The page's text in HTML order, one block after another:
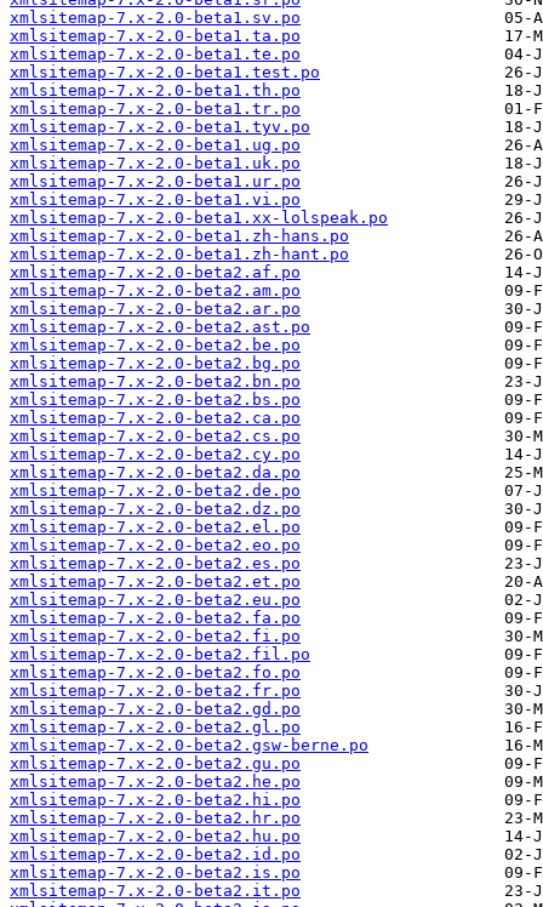
xmlsitemap-7.x-2.0-beta1.sv.po
xmlsitemap-7.x-2.0-beta1.ta.po
xmlsitemap-7.x-2.0-beta1.te.po
xmlsitemap-7.x-2.0-beta1.test.po
xmlsitemap-7.x-2.0-beta1.th.po
xmlsitemap-7.x-2.0-beta1.tr.po
xmlsitemap-7.x-2.0-beta1.tyv.po
xmlsitemap-7.x-2.0-beta1.ug.po
xmlsitemap-7.x-2.0-beta1.uk.po
xmlsitemap-7.x-2.0-beta1.ur.po
xmlsitemap-7.x-2.0-beta1.vi.po
xmlsitemap-7.x-2.0-beta1.xx-lolspeak.po
xmlsitemap-7.x-2.0-beta1.zh-hans.po
xmlsitemap-7.x-2.0-beta1.zh-hant.po
xmlsitemap-7.x-2.0-beta2.af.po
xmlsitemap-7.x-2.0-beta2.am.po
xmlsitemap-7.x-2.0-beta2.ar.po
xmlsitemap-7.x-2.0-beta2.ast.po
xmlsitemap-7.x-2.0-beta2.be.po
xmlsitemap-7.x-2.0-beta2.bg.po
xmlsitemap-7.x-2.0-beta2.bn.po
xmlsitemap-7.x-2.0-beta2.bs.po
xmlsitemap-7.x-2.0-beta2.ca.po
xmlsitemap-7.x-2.0-beta2.cs.po
xmlsitemap-7.x-2.0-beta2.cy.po
xmlsitemap-7.x-2.0-beta2.da.po
xmlsitemap-7.x-2.0-beta2.de.po
xmlsitemap-7.x-2.0-beta2.dz.po
xmlsitemap-7.x-2.0-beta2.el.po
xmlsitemap-7.x-2.0-beta2.eo.po
xmlsitemap-7.x-2.0-beta2.es.po
xmlsitemap-7.x-2.0-beta2.et.po
xmlsitemap-7.x-2.0-beta2.eu.po
xmlsitemap-7.x-2.0-beta2.fa.po
xmlsitemap-7.x-2.0-beta2.fi.po
xmlsitemap-7.x-2.0-beta2.fil.po
xmlsitemap-7.x-2.0-beta2.fo.po
xmlsitemap-7.x-2.0-beta2.fr.po
xmlsitemap-7.x-2.0-beta2.gd.po
xmlsitemap-7.x-2.0-beta2.gl.po
xmlsitemap-7.x-2.0-beta2.gsw-berne.po
xmlsitemap-7.x-2.0-beta2.gu.po
xmlsitemap-7.x-2.0-beta2.he.po
xmlsitemap-7.x-2.0-beta2.hi.po
xmlsitemap-7.x-2.0-beta2.hr.po
xmlsitemap-7.x-2.0-beta2.hu.po
xmlsitemap-7.x-2.0-beta2.id.po
xmlsitemap-7.x-2.0-beta2.is.po
xmlsitemap-7.x-2.0-beta2.it.po